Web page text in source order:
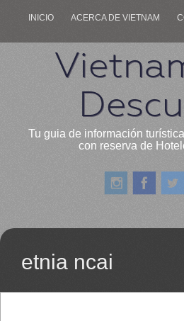
INICIO ACERCA DE VIETNAM
Tu guia de información
con reserva de
etnia ncai